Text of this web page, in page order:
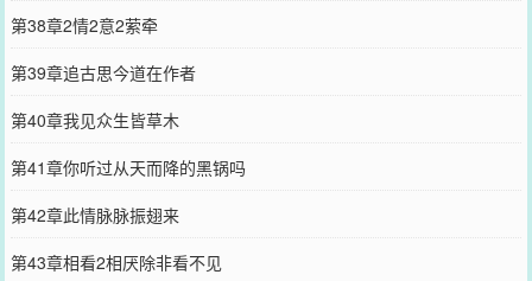
第38章2情2意2萦牵
第39章追古思今道在作者
第40章我见众生皆草木
第41章你听过从天而降的黑锅吗
第42章此情脉脉振翅来
第43章相看2相厌除非看不见